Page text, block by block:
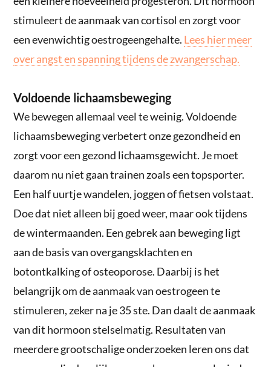
stimuleert de aanmaak van cortisol en zorgt voor
een evenwichtig oestrogeengehalte. Lees hier meer
over angst en spanning tijdens de zwangerschap.
Voldoende lichaamsbeweging
We bewegen allemaal veel te weinig. Voldoende
lichaamsbeweging verbetert onze gezondheid en
zorgt voor een gezond lichaamsgewicht. Je moet
daarom nu niet gaan trainen zoals een topsporter.
Een half uurtje wandelen, joggen of fietsen volstaat.
Doe dat niet alleen bij goed weer, maar ook tijdens
de wintermaanden. Een gebrek aan beweging ligt
aan de basis van overgangsklachten en
botontkalking of osteoporose. Daarbij is het
belangrijk om de aanmaak van oestrogeen te
stimuleren, zeker na je 35 ste. Dan daalt de aanmaak
van dit hormoon stelselmatig. Resultaten van
meerdere grootschalige onderzoeken leren ons dat